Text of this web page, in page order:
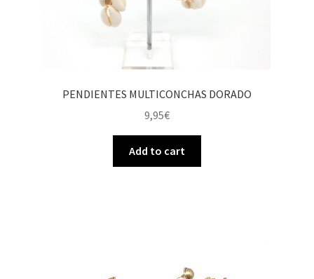
PENDIENTES MULTICONCHAS DORADO
9,95€
Add to cart